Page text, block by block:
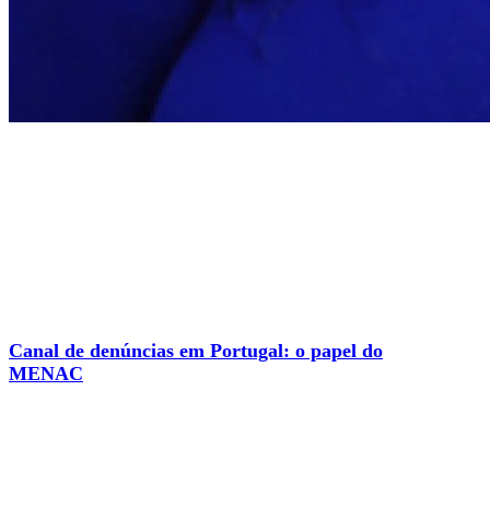
Canal de denúncias em Portugal: o papel do
MENAC